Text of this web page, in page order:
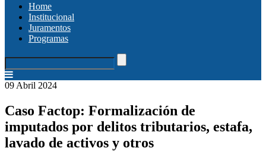
Home
Institucional
Juramentos
Programas
09 Abril 2024
Caso Factop: Formalización de
imputados por delitos tributarios, estafa,
lavado de activos y otros